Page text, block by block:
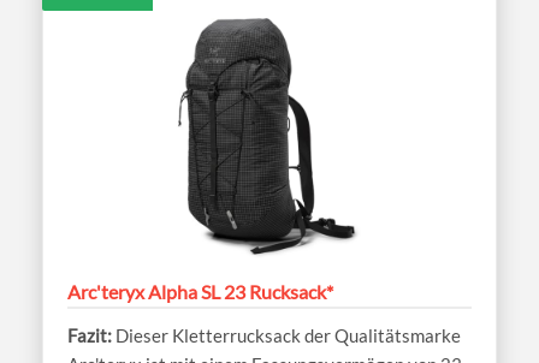
Arc'teryx Alpha SL 23 Rucksack*
Dieser Kletterrucksack der Qualitätsmarke